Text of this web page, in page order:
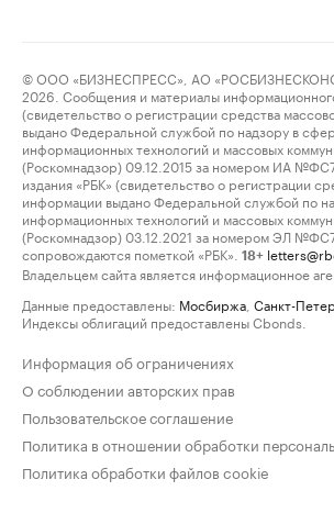
© ООО «БИЗНЕСПРЕСС», АО
2026. Сообщения и материалы
(свидетельство о регистрации средства
выдано Федеральной службой по надзору в
информационных технологий и массовых
(Роскомнадзор) 09.12.2015 за номером ИА
издания «РБК» (свидетельство о регистрации
информации выдано Федеральной службой по
информационных технологий и массовых
(Роскомнадзор) 03.12.2021 за номером ЭЛ
сопровождаются пометкой «РБК».
18+
Владельцем сайта является информационное
Данные предоставлены: Мосбиржа Санкт-
Индексы облигаций предоставлены Cbonds.
Информация об ограничениях
О соблюдении авторских прав
Пользовательское соглашение
Политика в отношении обработки
Политика обработки файлов cookie